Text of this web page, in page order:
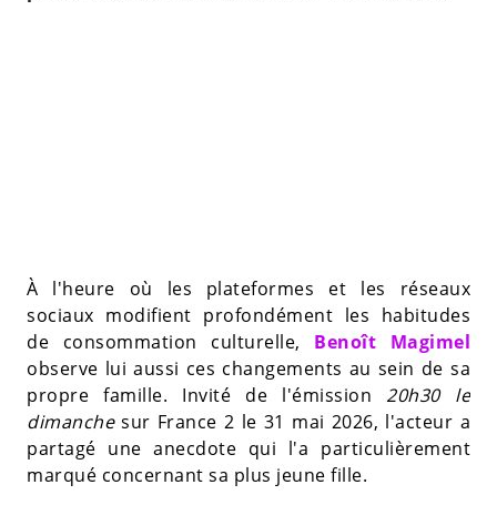
À l'heure où les plateformes et les réseaux
sociaux modifient profondément les habitudes
de consommation culturelle, Benoît Magimel
observe lui aussi ces changements au sein de sa
propre famille. Invité de l'émission20h30 le
dimanchesur France 2 le 31 mai 2026, l'acteur a
partagé une anecdote qui l'a particulièrement
marqué concernant sa plus jeune fille.